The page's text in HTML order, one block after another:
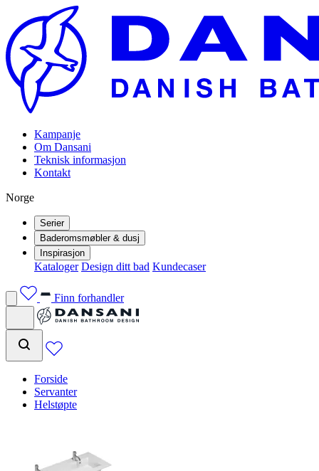
Kampanje
Om Dansani
Teknisk informasjon
Kontakt
Norge
Serier
Baderomsmøbler & dusj
Inspirasjon
Kataloger Design ditt bad Kundecaser
Finn forhandler
Forside
Servanter
Helstøpte